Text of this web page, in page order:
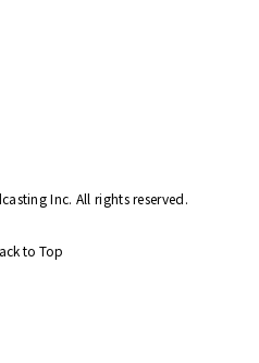
Inc. All rights reserved.
to Top